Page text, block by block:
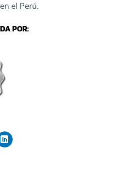
el Perú.
POR: